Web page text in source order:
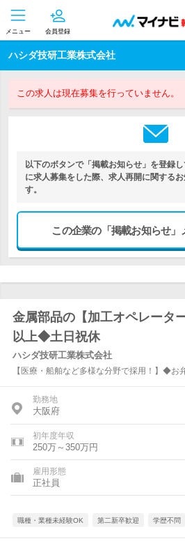
メニュー 会員登録
ハシダ技研工業株式会社
この求人は現在募集を行っていません。
以下のボタンで「掲載お知らせ」を登録
に求人募集をした際、求人再開に関する
す。
この企業の「掲載お知らせ」
金属部品の【加工オペレータ
以上◆土日祝休
ハシダ技研工業株式会社
【医療・船舶など多様な分野で採用！】◆お
勤務地
大阪府
初年度年収
250万～350万円
雇用形態
正社員
職種・業種未経験OK 第二新卒歓迎 学歴不問